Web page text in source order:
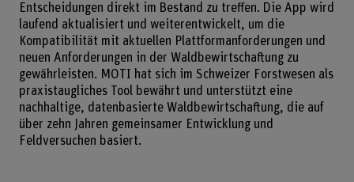
Entscheidungen direkt im Bestand zu treffen. Die App wird
laufend aktualisiert und weiterentwickelt, um die
Kompatibilität mit aktuellen Plattformanforderungen und
neuen Anforderungen in der Waldbewirtschaftung zu
gewährleisten. MOTI hat sich im Schweizer Forstwesen als
praxistaugliches Tool bewährt und unterstützt eine
nachhaltige, datenbasierte Waldbewirtschaftung, die auf
über zehn Jahren gemeinsamer Entwicklung und
Feldversuchen basiert.